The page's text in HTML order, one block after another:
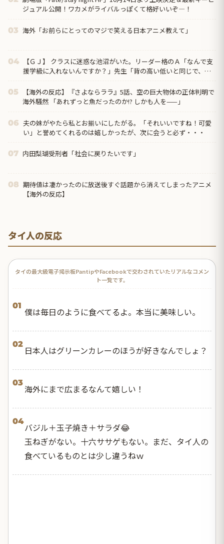
ジュアル公開！ワカメがライバルっぽくて格好いいぞ―！
03 海外「お前らにとってのマジで笑える日本アニメ教えて」
04
【ＧＪ】 クラスに迷惑な池沼がいた。リーダー格のＡ「なんで支
援学級に入れないんですか？」先生「背の高い低いと同じで、こ
05
【海外の反応】『さよならララ』5話、空の巨大物体の正体判明で
海外騒然 「あれずっと魚だったのか!? しかも人を——」
06 夫の妹がやたら私とお揃いにしたがる。「それいいですね！可愛
い」と誉めてくれるのは嬉しかったが、次に会うと必ず・・・
07 内田梨瑚受刑者「社会に戻りたいです」
08 期待値は凄かったのに放送後すぐ話題から消えてしまったアニメ
【海外の反応】
タイ人の反応
タイの最大級電子掲示板PantipやFacebookで交わされていたリアルなコメン
ト一覧です。
01
僕は毎日のように食べてるよ。本当に美味しい。
02
日本人はグリーンカレーのほうが好きなんでしょ？
03
海外にまで広まるなんて嬉しい！
04
バジル＋玉子焼き＋サラダ😂
玉ねぎがない。十六ササゲもない。まだ、タイ人の
食べているものとは少し違うねｗ